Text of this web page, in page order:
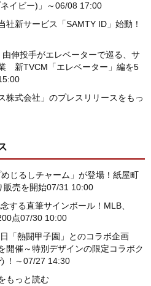
イビー)」～06/08 17:00
新サービス「SAMTY ID」始動！
伸投手がエレベーターで巡る、サ
新TVCM「エレベーター」編を5
株式会社」のプレスリリースをもっ
じるしチャーム」が登場！紙屋町
販売を開始07/31 10:00
する直筆サインボール！MLB、
点07/30 10:00
「熱闘甲子園」とのコラボ企画
開催～特別デザインの限定コラボク
！～07/27 14:30
もっと読む